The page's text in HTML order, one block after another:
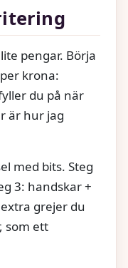
pengar. Börja
krona:
du på när
är hur jag
med bits. Steg
3: handskar +
grejer du
som ett